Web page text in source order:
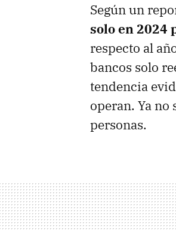
Según un
solo en 2024
respecto al
bancos solo
tendencia
operan. Ya no
personas.